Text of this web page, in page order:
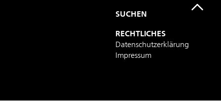
SUCHEN
RECHTLICHES
Datenschutzerklärung
Impressum